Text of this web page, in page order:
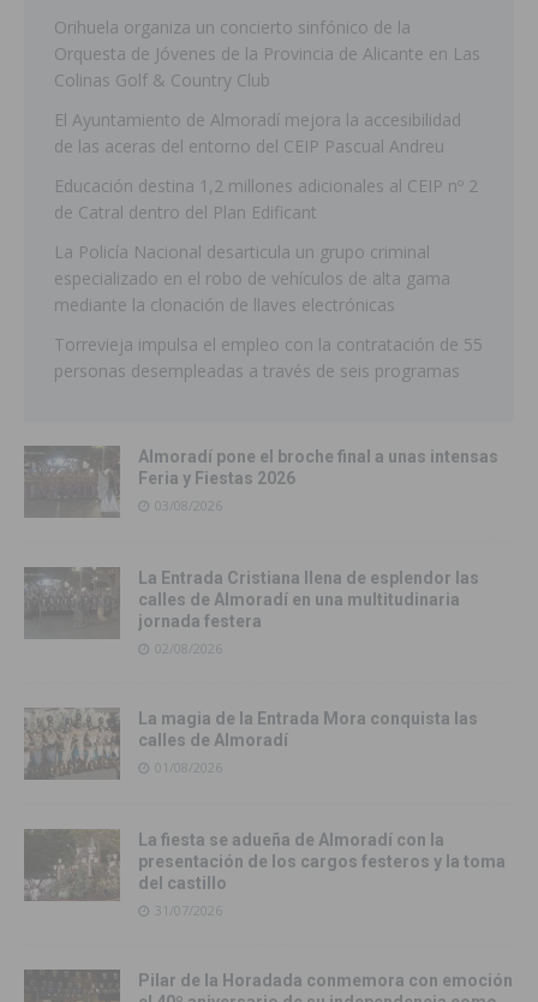
Orihuela organiza un concierto sinfónico de la
Orquesta de Jóvenes de la Provincia de Alicante en Las
Colinas Golf & Country Club
El Ayuntamiento de Almoradí mejora la accesibilidad
de las aceras del entorno del CEIP Pascual Andreu
Educación destina 1,2 millones adicionales al CEIP nº 2
de Catral dentro del Plan Edificant
La Policía Nacional desarticula un grupo criminal
especializado en el robo de vehículos de alta gama
mediante la clonación de llaves electrónicas
Torrevieja impulsa el empleo con la contratación de 55
personas desempleadas a través de seis programas
Almoradí pone el broche final a unas intensas
Feria y Fiestas 2026
03/08/2026
La Entrada Cristiana llena de esplendor las
calles de Almoradí en una multitudinaria
jornada festera
02/08/2026
La magia de la Entrada Mora conquista las
calles de Almoradí
01/08/2026
La fiesta se adueña de Almoradí con la
presentación de los cargos festeros y la toma
del castillo
31/07/2026
Pilar de la Horadada conmemora con emoción